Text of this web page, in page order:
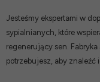
Jesteśmy ekspertami w
sypialnianych, które
regenerujący sen.
potrzebujesz, aby znaleźć